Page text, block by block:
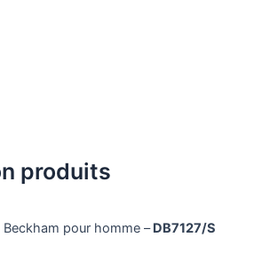
produits
pour homme –DB7127/S